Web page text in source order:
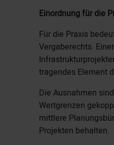
Einordnung für die
Für die Praxis
Vergaberechts.
tragendes Element
Die Ausnahmen
Wertgrenzen
mittlere
Projekten behalten.